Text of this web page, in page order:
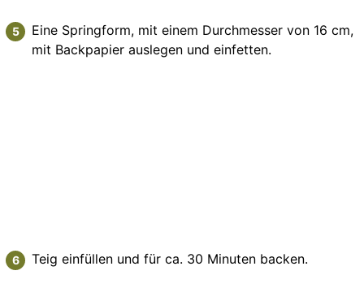
Eine Springform, mit einem Durchmesser von 16 cm,
mit Backpapier auslegen und einfetten.
Teig einfüllen und für ca. 30 Minuten backen.